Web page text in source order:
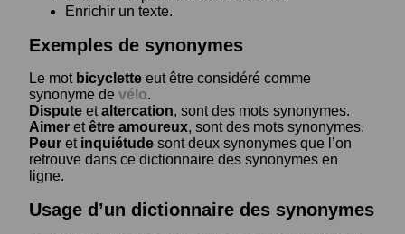
Enrichir un texte.
Exemples de synonymes
Le mot bicyclette eut être considéré comme
synonyme de vélo.
Dispute etaltercation, sont des mots synonymes.
Aimer etêtre amoureux, sont des mots synonymes.
Peur et inquiétude sont deux synonymes que l’on
retrouve dans ce dictionnaire des synonymes en
ligne.
Usage d’un dictionnaire des synonymes